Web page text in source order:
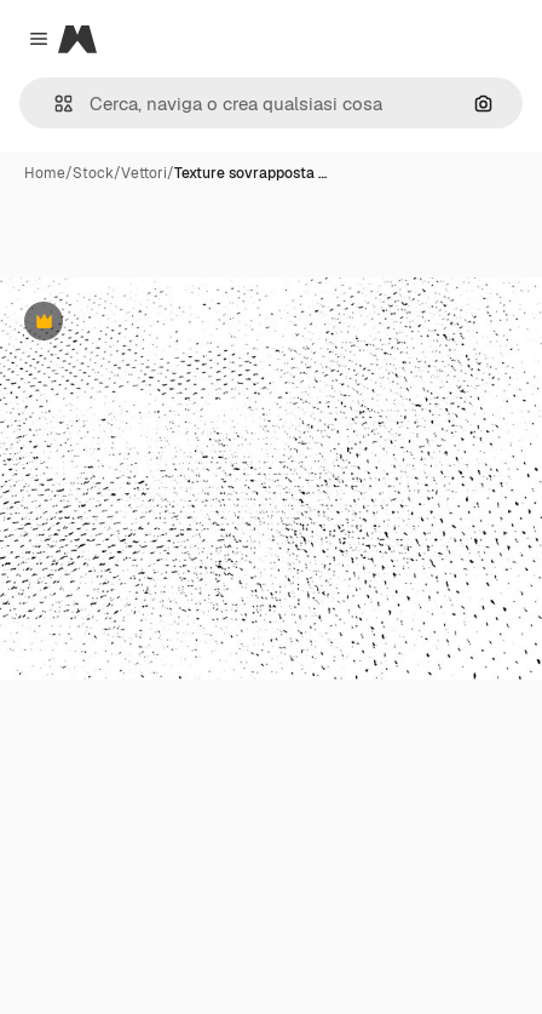
Close menu
Magnific
Cerca
Home/Stock/Vettori/Texture sovrapposta …
Premium